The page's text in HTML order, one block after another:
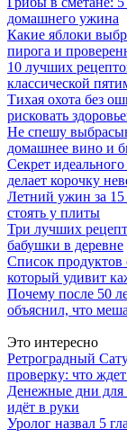
домашнего ужина
Какие яблоки
пирога и
10 лучших
классической
Тихая охота без
рисковать
Не спешу
домашнее вино и
Секрет
делает корочку
Летний ужин за 15
стоять у плиты
Три лучших
бабушки в деревне
Список продуктов
который удивит
Почему после 50
объяснил, что
Это интересно
Ретроградный
проверку: что
Денежные дни для
идёт в руки
Уролог назвал 5